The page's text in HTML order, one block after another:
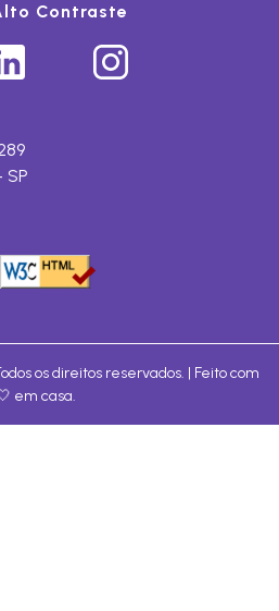
Contraste
SP
os direitos reservados. | Feito com
em casa.